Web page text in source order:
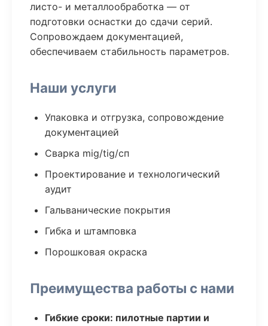
листо- и металлообработка — от
подготовки оснастки до сдачи серий.
Сопровождаем документацией,
обеспечиваем стабильность параметров.
Наши услуги
Упаковка и отгрузка, сопровождение
документацией
Сварка mig/tig/сп
Проектирование и технологический
аудит
Гальванические покрытия
Гибка и штамповка
Порошковая окраска
Преимущества работы с нами
Гибкие сроки: пилотные партии и